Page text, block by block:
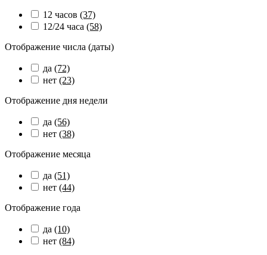
12 часов (37)
12/24 часа (58)
Отображение числа (даты)
да (72)
нет (23)
Отображение дня недели
да (56)
нет (38)
Отображение месяца
да (51)
нет (44)
Отображение года
да (10)
нет (84)